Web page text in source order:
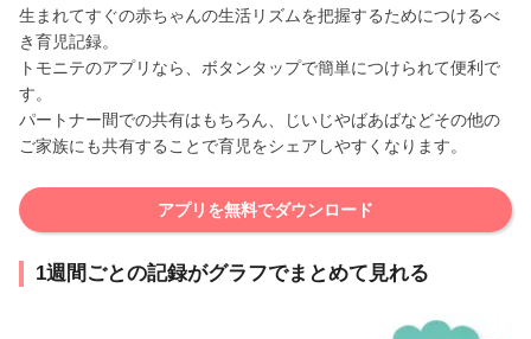
生まれてすぐの赤ちゃんの生活リズムを把握するためにつけるべ
き育児記録。
トモニテのアプリなら、ボタンタップで簡単につけられて便利で
す。
パートナー間での共有はもちろん、じいじやばあばなどその他の
ご家族にも共有することで育児をシェアしやすくなります。
アプリを無料でダウンロード
1週間ごとの記録がグラフでまとめて見れる